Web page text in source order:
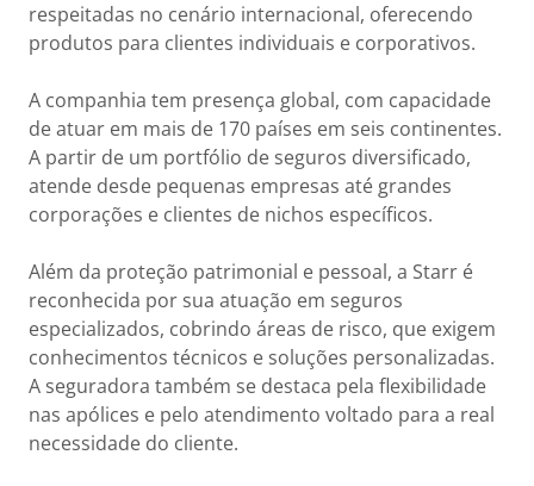
respeitadas no cenário internacional, oferecendo
produtos para clientes individuais e corporativos.
A companhia tem presença global, com capacidade
de atuar em mais de 170 países em seis continentes.
A partir de um portfólio de seguros diversificado,
atende desde pequenas empresas até grandes
corporações e clientes de nichos específicos.
Além da proteção patrimonial e pessoal, a Starr é
reconhecida por sua atuação em seguros
especializados, cobrindo áreas de risco, que exigem
conhecimentos técnicos e soluções personalizadas.
A seguradora também se destaca pela flexibilidade
nas apólices e pelo atendimento voltado para a real
necessidade do cliente.